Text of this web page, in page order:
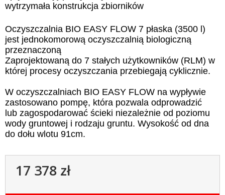
wytrzymała konstrukcja zbiorników
Oczyszczalnia BIO EASY FLOW 7 płaska (3500 l)
jest jednokomorową oczyszczalnią biologiczną
przeznaczoną
Zaprojektowaną do 7 stałych użytkowników (RLM) w
której procesy oczyszczania przebiegają cyklicznie.
W oczyszczalniach BIO EASY FLOW na wypływie
zastosowano pompę, która pozwala odprowadzić
lub zagospodarować ścieki niezależnie od poziomu
wody gruntowej i rodzaju gruntu. Wysokość od dna
do dołu wlotu 91cm.
17 378 zł